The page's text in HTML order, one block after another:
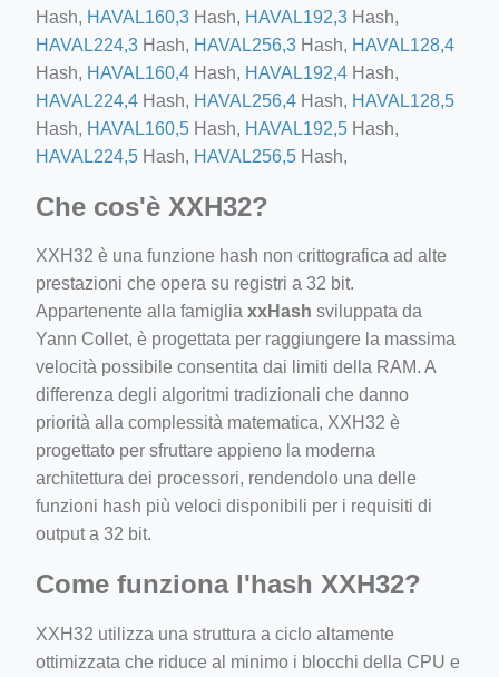
feed-calculator
Hash, HAVAL160,3 Hash, HAVAL192,3 Hash,
HAVAL224,3 Hash, HAVAL256,3 Hash, HAVAL128,4
Hash, HAVAL160,4 Hash, HAVAL192,4 Hash,
HAVAL224,4 Hash, HAVAL256,4 Hash, HAVAL128,5
Hash, HAVAL160,5 Hash, HAVAL192,5 Hash,
HAVAL224,5 Hash, HAVAL256,5 Hash,
Che cos'è XXH32?
XXH32 è una funzione hash non crittografica ad alte
prestazioni che opera su registri a 32 bit.
Appartenente alla famiglia xxHash sviluppata da
Yann Collet, è progettata per raggiungere la massima
velocità possibile consentita dai limiti della RAM. A
differenza degli algoritmi tradizionali che danno
priorità alla complessità matematica, XXH32 è
progettato per sfruttare appieno la moderna
architettura dei processori, rendendolo una delle
funzioni hash più veloci disponibili per i requisiti di
output a 32 bit.
Come funziona l'hash XXH32?
XXH32 utilizza una struttura a ciclo altamente
ottimizzata che riduce al minimo i blocchi della CPU e